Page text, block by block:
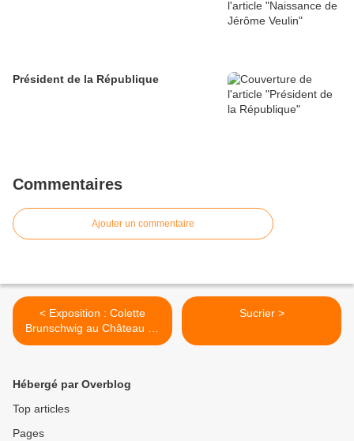
Président de la République
Commentaires
Ajouter un commentaire
< Exposition : Colette
Brunschwig au Château de
Ratilly
Sucrier >
Hébergé par Overblog
Top articles
Pages